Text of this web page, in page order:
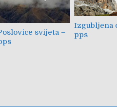
svijeta –
Izgubljena
pps